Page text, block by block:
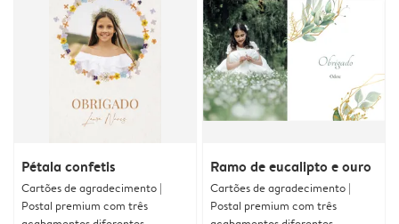
Pétala confetis
Cartões de agradecimento |
Postal premium com três
Ramo de eucalipto e ouro
Cartões de agradecimento |
Postal premium com três